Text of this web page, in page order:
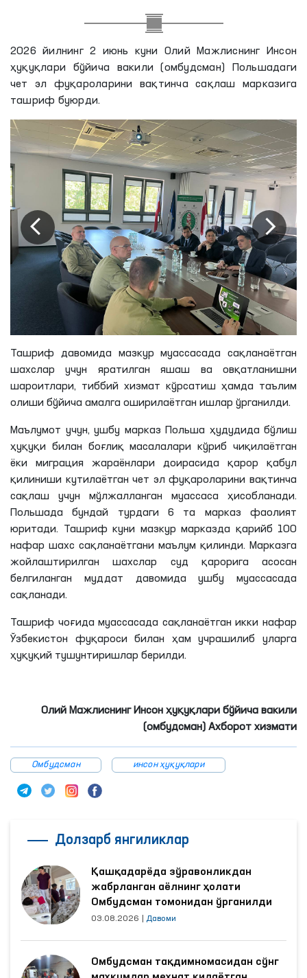
2026 йилнинг 2 июнь куни Олий Мажлиснинг Инсон
ҳуқуқлари бўйича вакили (омбудсман) Польшадаги
чет эл фуқароларини вақтинча сақлаш марказига
ташриф буюрди.
Ташриф давомида мазкур муассасада сақланаётган
шахслар учун яратилган яшаш ва овқатланишни
шароитлари, тиббий хизмат кўрсатиш ҳамда таълим
олиши бўйича амалга оширилаётган ишлар ўрганилди.
Маълумот учун, ушбу марказ Польша ҳудудида бўлиш
ҳуқуқи билан боғлиқ масалалари кўриб чиқилаётган
ёки миграция жараёнлари доирасида қарор қабул
қилиниши кутилаётган чет эл фуқароларини вақтинча
сақлаш учун мўлжалланган муассаса ҳисобланади.
Польшада бундай турдаги 6 та марказ фаолият
юритади. Ташриф куни мазкур марказда қарийб 100
нафар шахс сақланаётгани маълум қилинди. Марказга
жойлаштирилган шахслар суд қарорига асосан
белгиланган муддат давомида ушбу муассасада
сақланади.
Ташриф чоғида муассасада сақланаётган икки нафар
Ўзбекистон фуқароси билан ҳам учрашилиб уларга
ҳуқуқий тушунтиришлар берилди.
Олий Мажлиснинг Инсон ҳуқуқлари бўйича вакили
(омбудсман) Ахборот хизмати
Омбудсман инсон ҳуқуқлари
Долзарб янгиликлар
Қашқадарёда зўравонликдан
жабрланган аёлнинг ҳолати
Омбудсман томонидан ўрганилди
03.08.2026 Давоми
Омбудсман тақдимномасидан сўнг